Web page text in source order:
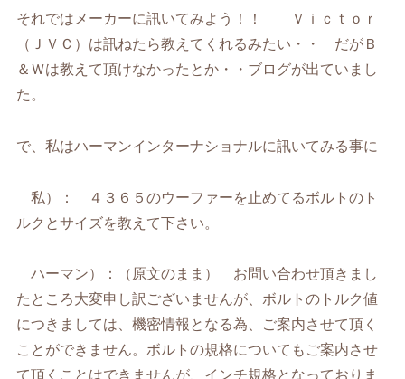
それではメーカーに訊いてみよう！！ Ｖｉｃｔｏｒ
（ＪＶＣ）は訊ねたら教えてくれるみたい・・ だがＢ
＆Ｗは教えて頂けなかったとか・・ブログが出ていまし
た。
で、私はハーマンインターナショナルに訊いてみる事に
私）： ４３６５のウーファーを止めてるボルトのト
ルクとサイズを教えて下さい。
ハーマン）：（原文のまま） お問い合わせ頂きまし
たところ大変申し訳ございませんが、ボルトのトルク値
につきましては、機密情報となる為、ご案内させて頂く
ことができません。ボルトの規格についてもご案内させ
て頂くことはできませんが、インチ規格となっておりま